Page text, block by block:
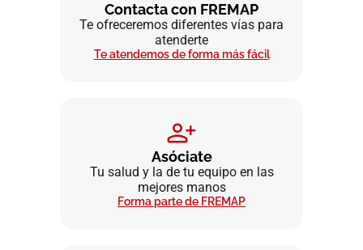
Contacta con FREMAP
Te ofreceremos diferentes vías para
atenderte
Te atendemos de forma más fácil
Asóciate
Tu salud y la de tu equipo en las
mejores manos
Forma parte de FREMAP